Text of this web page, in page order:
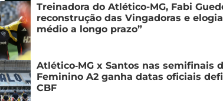
Treinadora do Atlético-MG, Fabi
reconstrução das Vingadoras e
médio a longo prazo”
Atlético‑MG x Santos nas semifinais
Feminino A2 ganha datas oficiais
CBF